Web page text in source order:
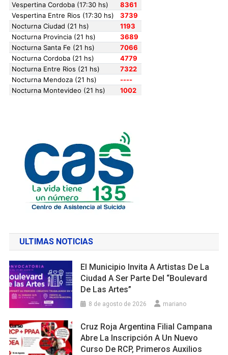
ULTIMAS NOTICIAS
El Municipio Invita A Artistas De La
Ciudad A Ser Parte Del “Boulevard
De Las Artes”
8 de agosto de 2026 mariano
Cruz Roja Argentina Filial Campana
Abre La Inscripción A Un Nuevo
Curso De RCP, Primeros Auxilios